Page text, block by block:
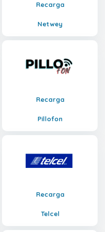
Recarga
Netwey
Recarga
Pillofon
Recarga
Telcel